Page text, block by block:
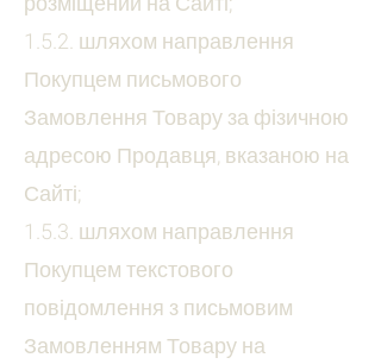
1.5.2. шляхом направлення
Покупцем письмового
Замовлення Товару за фізичною
адресою Продавця, вказаною на
Сайті;
1.5.3. шляхом направлення
Покупцем текстового
повідомлення з письмовим
Замовленням Товару на